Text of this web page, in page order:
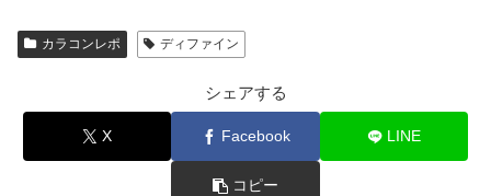
カラコンレポ ディファイン
シェアする
X Facebook LINE
コピー